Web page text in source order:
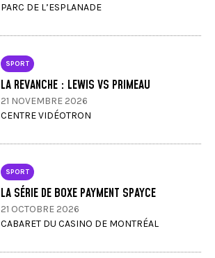
PARC DE L’ESPLANADE
SPORT
LA REVANCHE : LEWIS VS PRIMEAU
21 NOVEMBRE 2026
CENTRE VIDÉOTRON
SPORT
LA SÉRIE DE BOXE PAYMENT SPAYCE
21 OCTOBRE 2026
CABARET DU CASINO DE MONTRÉAL